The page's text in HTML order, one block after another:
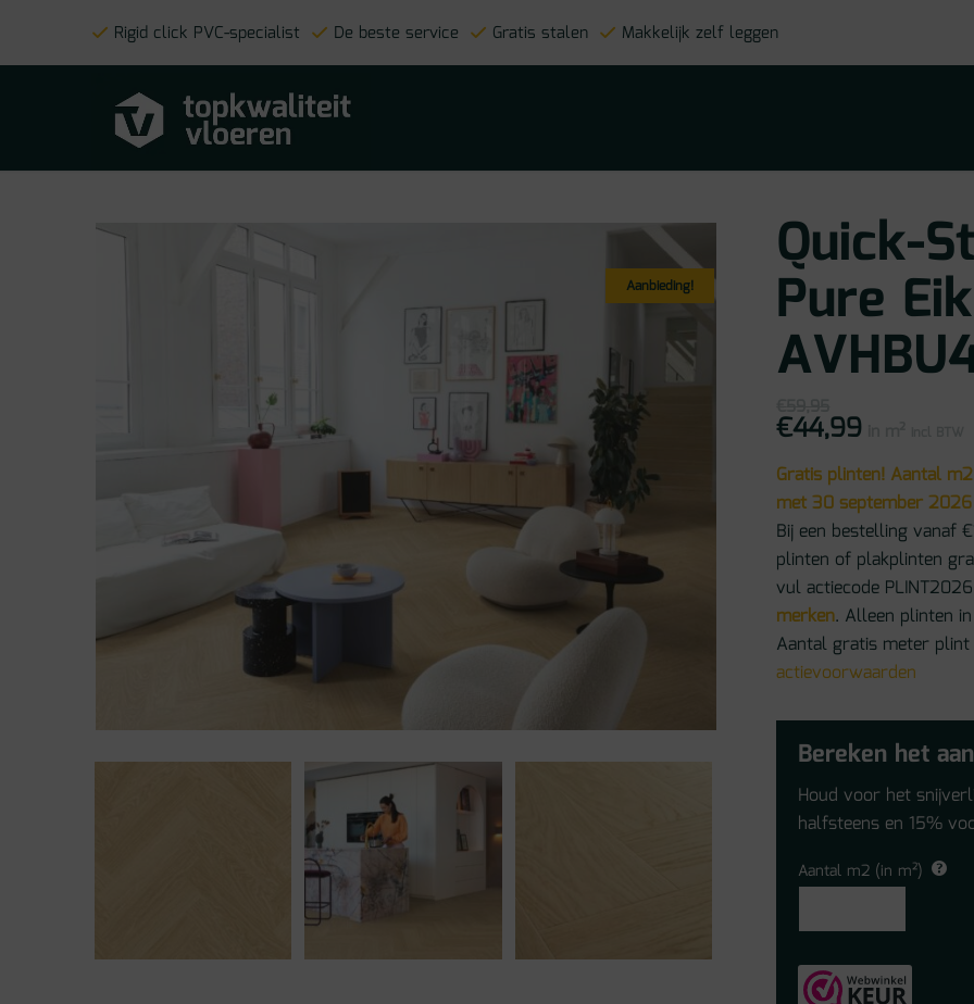
Rigid click PVC-specialist De beste service Gratis stalen Makkelijk zelf leggen
Aanbieding! Quick-
Pure
Oorspronkelijke
prijs
was:
€44,99Huidige
prijs
Gratis plinten! Aantal
met 30 september 2026
Bij een bestelling vanaf
plinten of plakplinten
vul actiecode
merken. Alleen plinten
Aantal gratis meter plint
actievoorwaarden
Bereken het
Houd voor het
halfsteens en 15%
Aantal m2 (in m²)